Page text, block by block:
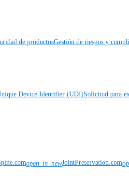
de productosGestión de riesgos y
Device Identifier (UDI)Solicitud para
open_in_newJointPreservation.com